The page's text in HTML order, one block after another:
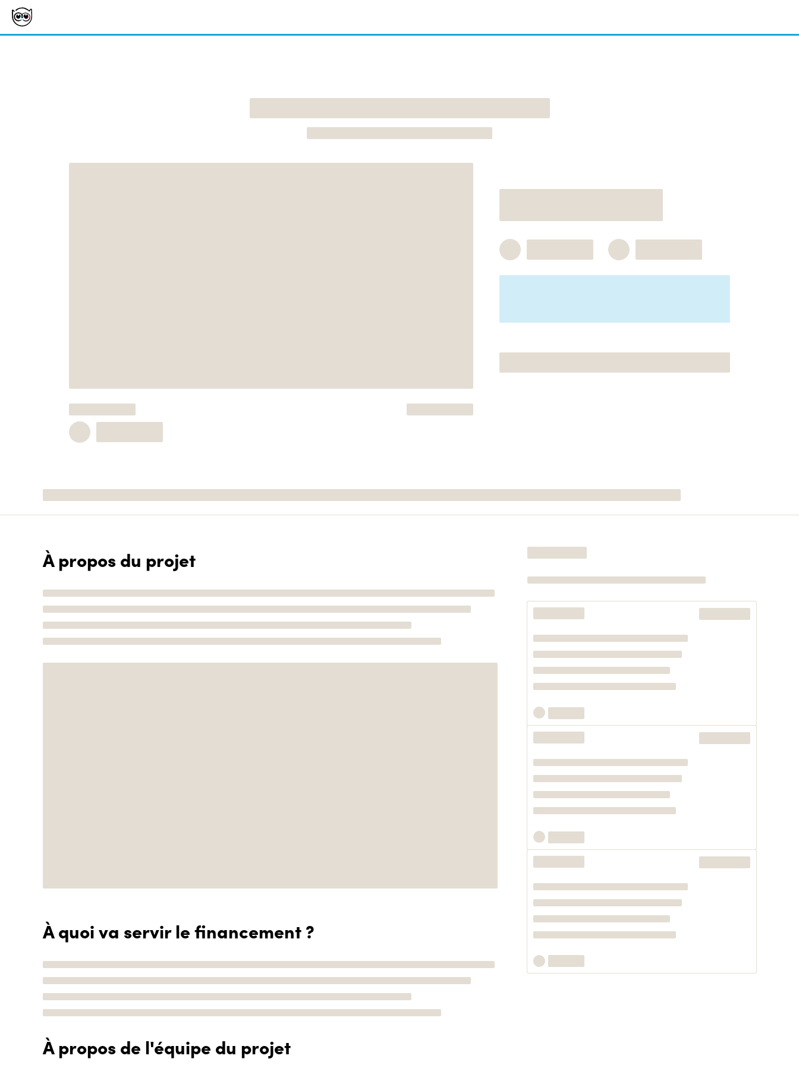
À propos du projet
À quoi va servir le financement ?
À propos de l'équipe du projet